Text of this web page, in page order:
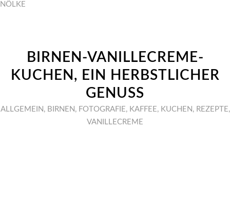
NÖLKE
BIRNEN-VANILLECREME-
KUCHEN, EIN HERBSTLICHER
GENUSS
ALLGEMEIN , BIRNEN , FOTOGRAFIE , KAFFEE , KUCHEN , REZEPTE ,
VANILLECREME